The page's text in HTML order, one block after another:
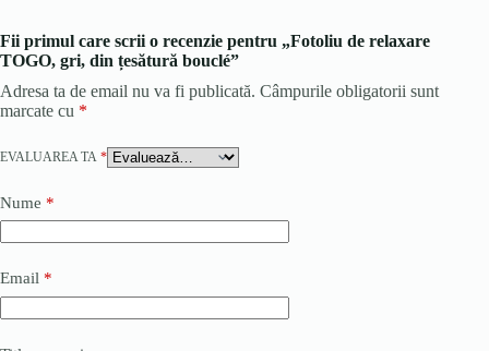
Fii primul care scrii o recenzie pentru „Fotoliu de relaxare
TOGO, gri, din țesătură bouclé”
Adresa ta de email nu va fi publicată. Câmpurile obligatorii sunt
marcate cu *
EVALUAREA TA *
Nume *
Email *